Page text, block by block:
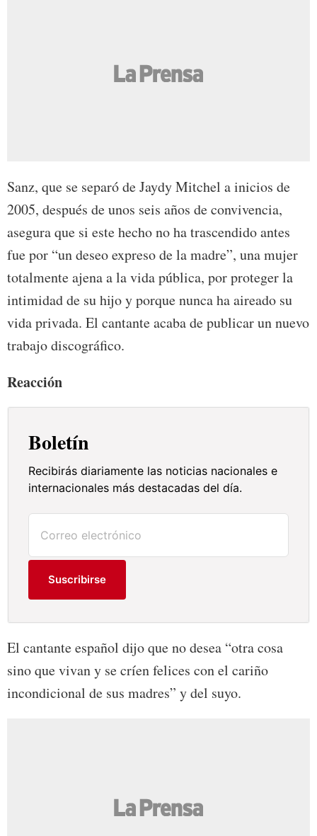
Sanz, que se separó de Jaydy Mitchel a inicios de
2005, después de unos seis años de convivencia,
asegura que si este hecho no ha trascendido antes
fue por “un deseo expreso de la madre”, una mujer
totalmente ajena a la vida pública, por proteger la
intimidad de su hijo y porque nunca ha aireado su
vida privada. El cantante acaba de publicar un nuevo
trabajo discográfico.
Reacción
Boletín
Recibirás diariamente las noticias nacionales e
internacionales más destacadas del día.
Suscribirse
El cantante español dijo que no desea “otra cosa
sino que vivan y se críen felices con el cariño
incondicional de sus madres” y del suyo.